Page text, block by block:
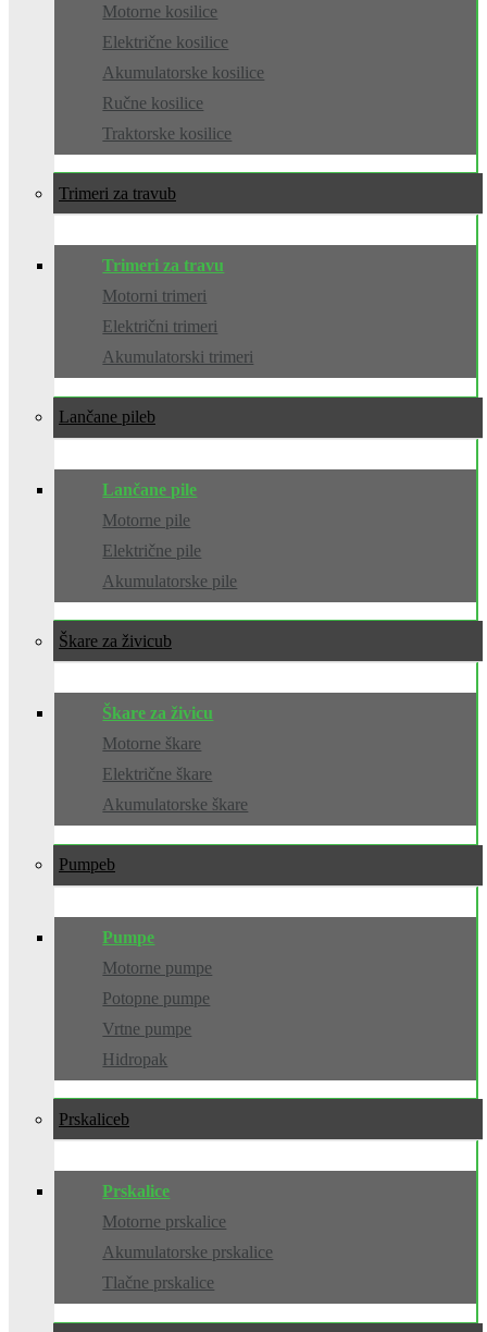
Motorne kosilice
Električne kosilice
Akumulatorske kosilice
Ručne kosilice
Traktorske kosilice
Trimeri za travu
Trimeri za travu
Motorni trimeri
Električni trimeri
Akumulatorski trimeri
Lančane pile
Lančane pile
Motorne pile
Električne pile
Akumulatorske pile
Škare za živicu
Škare za živicu
Motorne škare
Električne škare
Akumulatorske škare
Pumpe
Pumpe
Motorne pumpe
Potopne pumpe
Vrtne pumpe
Hidropak
Prskalice
Prskalice
Motorne prskalice
Akumulatorske prskalice
Tlačne prskalice